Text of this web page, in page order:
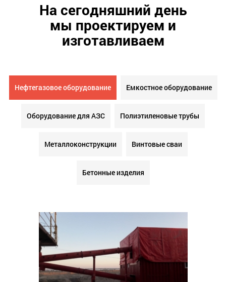
На сегодняшний день
мы проектируем и
изготавливаем
Нефтегазовое оборудование Емкостное оборудование
Оборудование для АЗС Полиэтиленовые трубы
Металлоконструкции Винтовые сваи
Бетонные изделия